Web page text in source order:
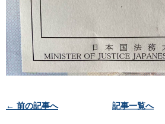
投
← 前の記事へ 記事一覧へ